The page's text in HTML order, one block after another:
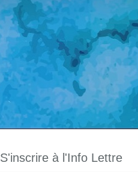
S'inscrire à l'Info Lettre